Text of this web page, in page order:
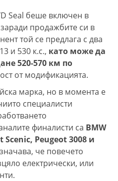
Seal беше включен в
продажбите си в
той се предлага с два
и 530 к.с., като може да
520-570 км по
от модификацията.
марка, но в момента е
специалисти
финалисти са BMW
Scenic, Peugeot 3008 и
че повечето
електрически, или